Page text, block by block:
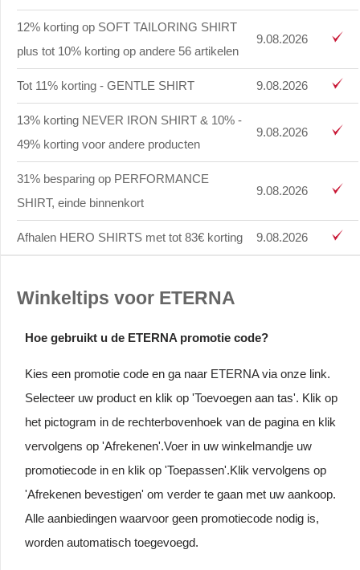
12% korting op SOFT TAILORING SHIRT
plus tot 10% korting op andere 56 artikelen
9.08.2026
Tot 11% korting - GENTLE SHIRT 9.08.2026
13% korting NEVER IRON SHIRT & 10% -
49% korting voor andere producten
9.08.2026
31% besparing op PERFORMANCE
SHIRT, einde binnenkort
9.08.2026
Afhalen HERO SHIRTS met tot 83€ korting 9.08.2026
Winkeltips voor ETERNA
Hoe gebruikt u de ETERNA promotie code?
Kies een promotie code en ga naar ETERNA via onze link.
Selecteer uw product en klik op 'Toevoegen aan tas'. Klik op
het pictogram in de rechterbovenhoek van de pagina en klik
vervolgens op 'Afrekenen'.Voer in uw winkelmandje uw
promotiecode in en klik op 'Toepassen'.Klik vervolgens op
'Afrekenen bevestigen' om verder te gaan met uw aankoop.
Alle aanbiedingen waarvoor geen promotiecode nodig is,
worden automatisch toegevoegd.